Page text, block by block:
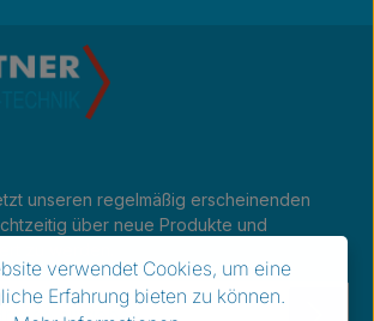
unseren regelmäßig erscheinenden
über neue Produkte und
zu werden.
verwendet Cookies, um eine
Erfahrung bieten zu können.